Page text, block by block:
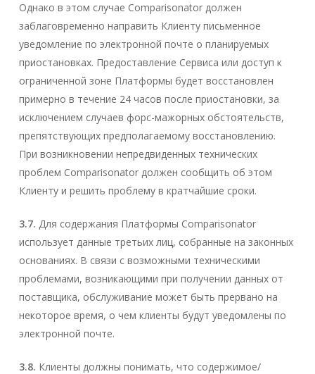
Однако в этом случае Comparisonator должен
заблаговременно направить Клиенту письменное
уведомление по электронной почте о планируемых
приостановках. Предоставление Сервиса или доступ к
ограниченной зоне Платформы будет восстановлен
примерно в течение 24 часов после приостановки, за
исключением случаев форс-мажорных обстоятельств,
препятствующих предполагаемому восстановлению.
При возникновении непредвиденных технических
проблем Comparisonator должен сообщить об этом
Клиенту и решить проблему в кратчайшие сроки.
3.7. Для содержания Платформы Comparisonator
использует данные третьих лиц, собранные на законных
основаниях. В связи с возможными техническими
проблемами, возникающими при получении данных от
поставщика, обслуживание может быть прервано на
некоторое время, о чем клиенты будут уведомлены по
электронной почте.
3.8. Клиенты должны понимать, что содержимое/